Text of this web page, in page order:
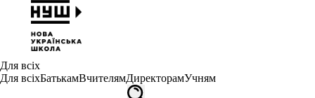
Для всіх
Для всіхБатькамВчителямДиректорамУчням